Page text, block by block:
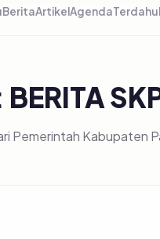
BeritaArtikelAgenda
Pemerintah Kabupaten